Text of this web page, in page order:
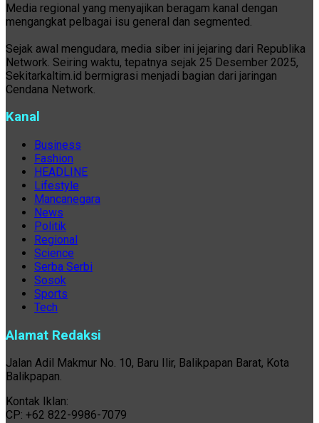
Media regional yang menyajikan beragam kanal dengan
mengangkat pelbagai isu general dan segmented.
Sejak awal mengudara, media siber ini jejaring dari Republika
Network. Seiring waktu, tepatnya sejak 25 Desember 2025,
Sekitarkaltim.id bermigrasi menjadi bagian dari jaringan
Cendana Network.
Kanal
Business
Fashion
HEADLINE
Lifestyle
Mancanegara
News
Politik
Regional
Science
Serba Serbi
Sosok
Sports
Tech
Alamat Redaksi
Jalan Adil Makmur No. 10, Baru Ilir, Balikpapan Barat, Kota
Balikpapan.
Kontak Iklan:
CP: +62 822-9986-7079